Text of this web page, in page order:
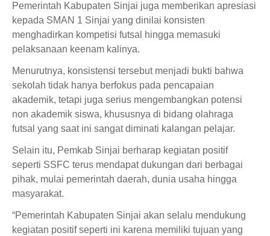
Pemerintah Kabupaten Sinjai juga memberikan apresiasi
kepada SMAN 1 Sinjai yang dinilai konsisten
menghadirkan kompetisi futsal hingga memasuki
pelaksanaan keenam kalinya.
Menurutnya, konsistensi tersebut menjadi bukti bahwa
sekolah tidak hanya berfokus pada pencapaian
akademik, tetapi juga serius mengembangkan potensi
non akademik siswa, khususnya di bidang olahraga
futsal yang saat ini sangat diminati kalangan pelajar.
Selain itu, Pemkab Sinjai berharap kegiatan positif
seperti SSFC terus mendapat dukungan dari berbagai
pihak, mulai pemerintah daerah, dunia usaha hingga
masyarakat.
“Pemerintah Kabupaten Sinjai akan selalu mendukung
kegiatan positif seperti ini karena memiliki tujuan yang